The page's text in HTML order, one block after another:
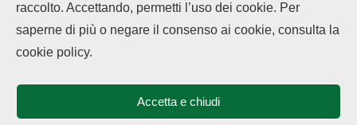
raccolto. Accettando, permetti l’uso dei cookie. Per
saperne di più o negare il consenso ai cookie, consulta la
cookie policy.
Accetta e chiudi
Chi siamo Contatti Disclaimer
Privacy Policy
Questo blog non rappresenta una testata giornalistica in quanto viene
aggiornato senza alcuna periodicità. Non può pertanto considerarsi un
Vivo offre 5 anni di
garanzia...
Fusione Realme e